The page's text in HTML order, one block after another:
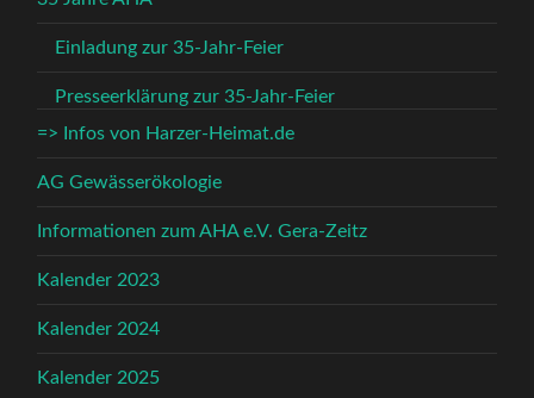
Einladung zur 35-Jahr-Feier
Presseerklärung zur 35-Jahr-Feier
=> Infos von Harzer-Heimat.de
AG Gewässerökologie
Informationen zum AHA e.V. Gera-Zeitz
Kalender 2023
Kalender 2024
Kalender 2025